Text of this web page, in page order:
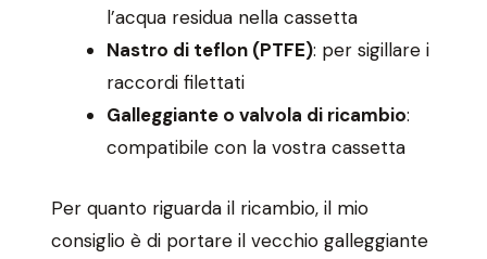
l’acqua residua nella cassetta
Nastro di teflon (PTFE): per sigillare i
raccordi filettati
Galleggiante o valvola di ricambio:
compatibile con la vostra cassetta
Per quanto riguarda il ricambio, il mio
consiglio è di portare il vecchio galleggiante